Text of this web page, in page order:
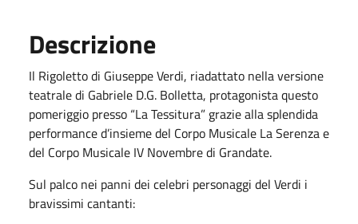
Descrizione
Il Rigoletto di Giuseppe Verdi, riadattato nella versione
teatrale di Gabriele D.G. Bolletta, protagonista questo
pomeriggio presso “La Tessitura” grazie alla splendida
performance d’insieme del Corpo Musicale La Serenza e
del Corpo Musicale IV Novembre di Grandate.
Sul palco nei panni dei celebri personaggi del Verdi i
bravissimi cantanti: